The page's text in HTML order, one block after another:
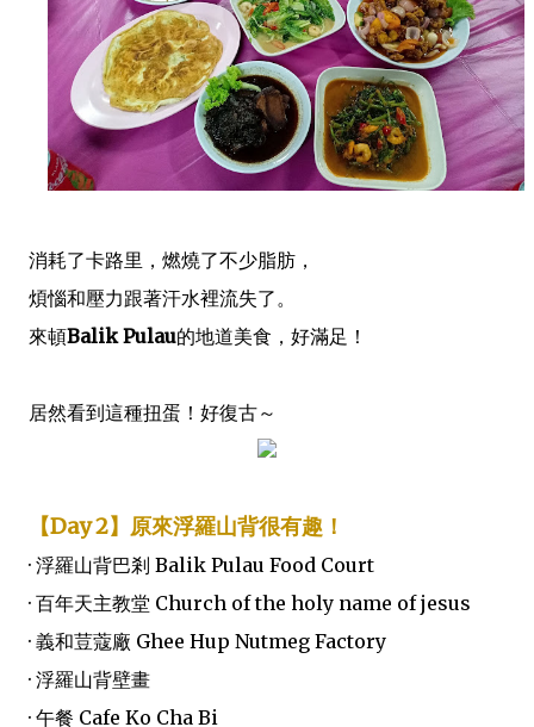
消耗了卡路里，燃燒了不少脂肪，
煩惱和壓力跟著汗水裡流失了。
來頓Balik Pulau的地道美食，好滿足！
居然看到這種扭蛋！好復古～
【Day 2】原來浮羅山背很有趣！
· 浮羅山背巴剎 Balik Pulau Food Court
· 百年天主教堂 Church of the holy name of jesus
· 義和荳蔻廠 Ghee Hup Nutmeg Factory
· 浮羅山背壁畫
· 午餐 Cafe Ko Cha Bi